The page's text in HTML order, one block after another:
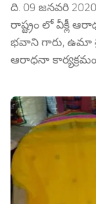
ది. 09 జనవరి
రాష్ట్రం లో వీక్లీ
భవాని గారు, ఉమా
ఆరాధనా కార్యక్రమం